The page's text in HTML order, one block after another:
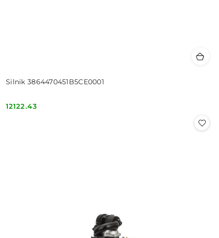
Silnik 3864470451B5CE0001
Cena:
12122.43